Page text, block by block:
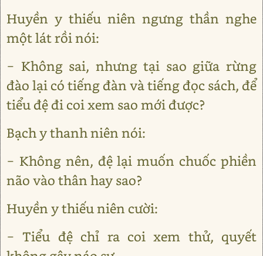
Huyền y thiếu niên ngưng thần nghe
một lát rồi nói:
− Không sai, nhưng tại sao giữa rừng
đào lại có tiếng đàn và tiếng đọc sách, để
tiểu đệ đi coi xem sao mới được?
Bạch y thanh niên nói:
− Không nên, đệ lại muốn chuốc phiền
não vào thân hay sao?
Huyền y thiếu niên cười:
− Tiểu đệ chỉ ra coi xem thử, quyết